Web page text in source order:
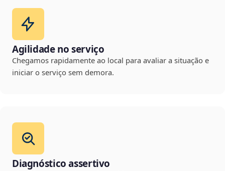
Agilidade no serviço
Chegamos rapidamente ao local para avaliar a situação e
iniciar o serviço sem demora.
Diagnóstico assertivo